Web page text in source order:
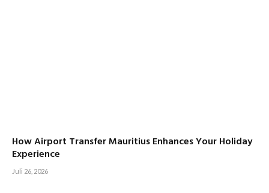
How Airport Transfer Mauritius Enhances Your Holiday
Experience
Juli 26, 2026